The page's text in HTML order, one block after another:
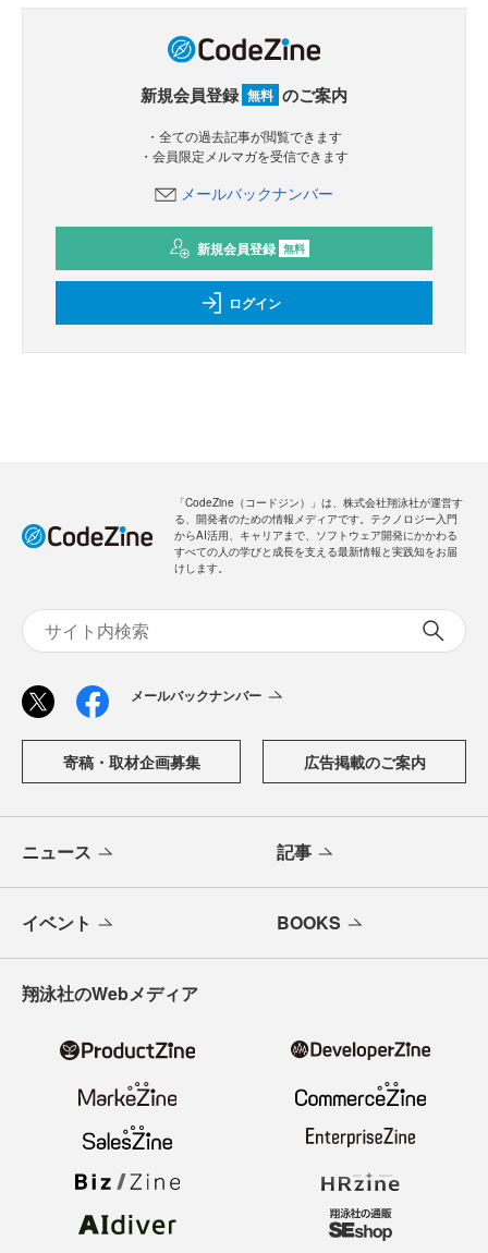
新規会員登録 無料 のご案内
・全ての過去記事が閲覧できます
・会員限定メルマガを受信できます
メールバックナンバー
新規会員登録 無料
ログイン
「CodeZine（コードジン）」は、株式会社翔泳社が運営す
る、開発者のための情報メディアです。テクノロジー入門
からAI活用、キャリアまで、ソフトウェア開発にかかわる
すべての人の学びと成長を支える最新情報と実践知をお届
けします。
メールバックナンバー
寄稿・取材企画募集 広告掲載のご案内
ニュース 記事
イベント BOOKS
翔泳社のWebメディア